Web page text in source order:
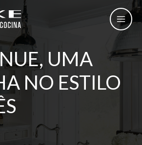
UMA
NO ESTILO